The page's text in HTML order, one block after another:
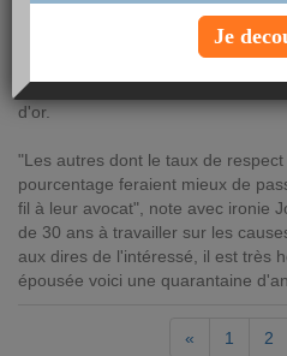
Le résultat mathématique de
couples qui conservent leur calme
sur 80% du temps de discussion
d'argumenter, ont une chance de
d'or.
"Les autres dont le taux de
pourcentage feraient mieux de
fil à leur avocat", note avec ironie
de 30 ans à travailler sur les
aux dires de l'intéressé, il est très
épousée voici une quarantaine
« 1 2
Je